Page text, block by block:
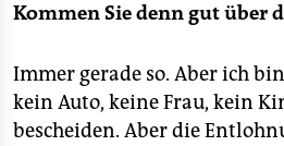
Kommen Sie denn gut über
Immer gerade so. Aber ich
kein Auto, keine Frau, kein
bescheiden. Aber die